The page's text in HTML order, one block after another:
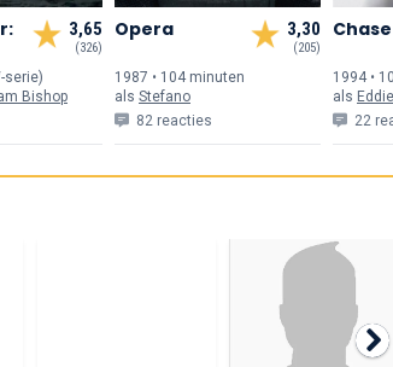
3,65
(326)
serie)
Bishop
3,30
(205)
Opera
1987 • 104 minuten
als Stefano
82 reacties
1994 •
als
22